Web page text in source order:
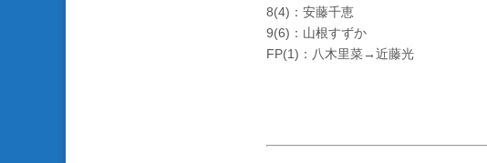
8(4)：安藤千恵
9(6)：山根すずか
FP(1)：八木里菜→近藤光